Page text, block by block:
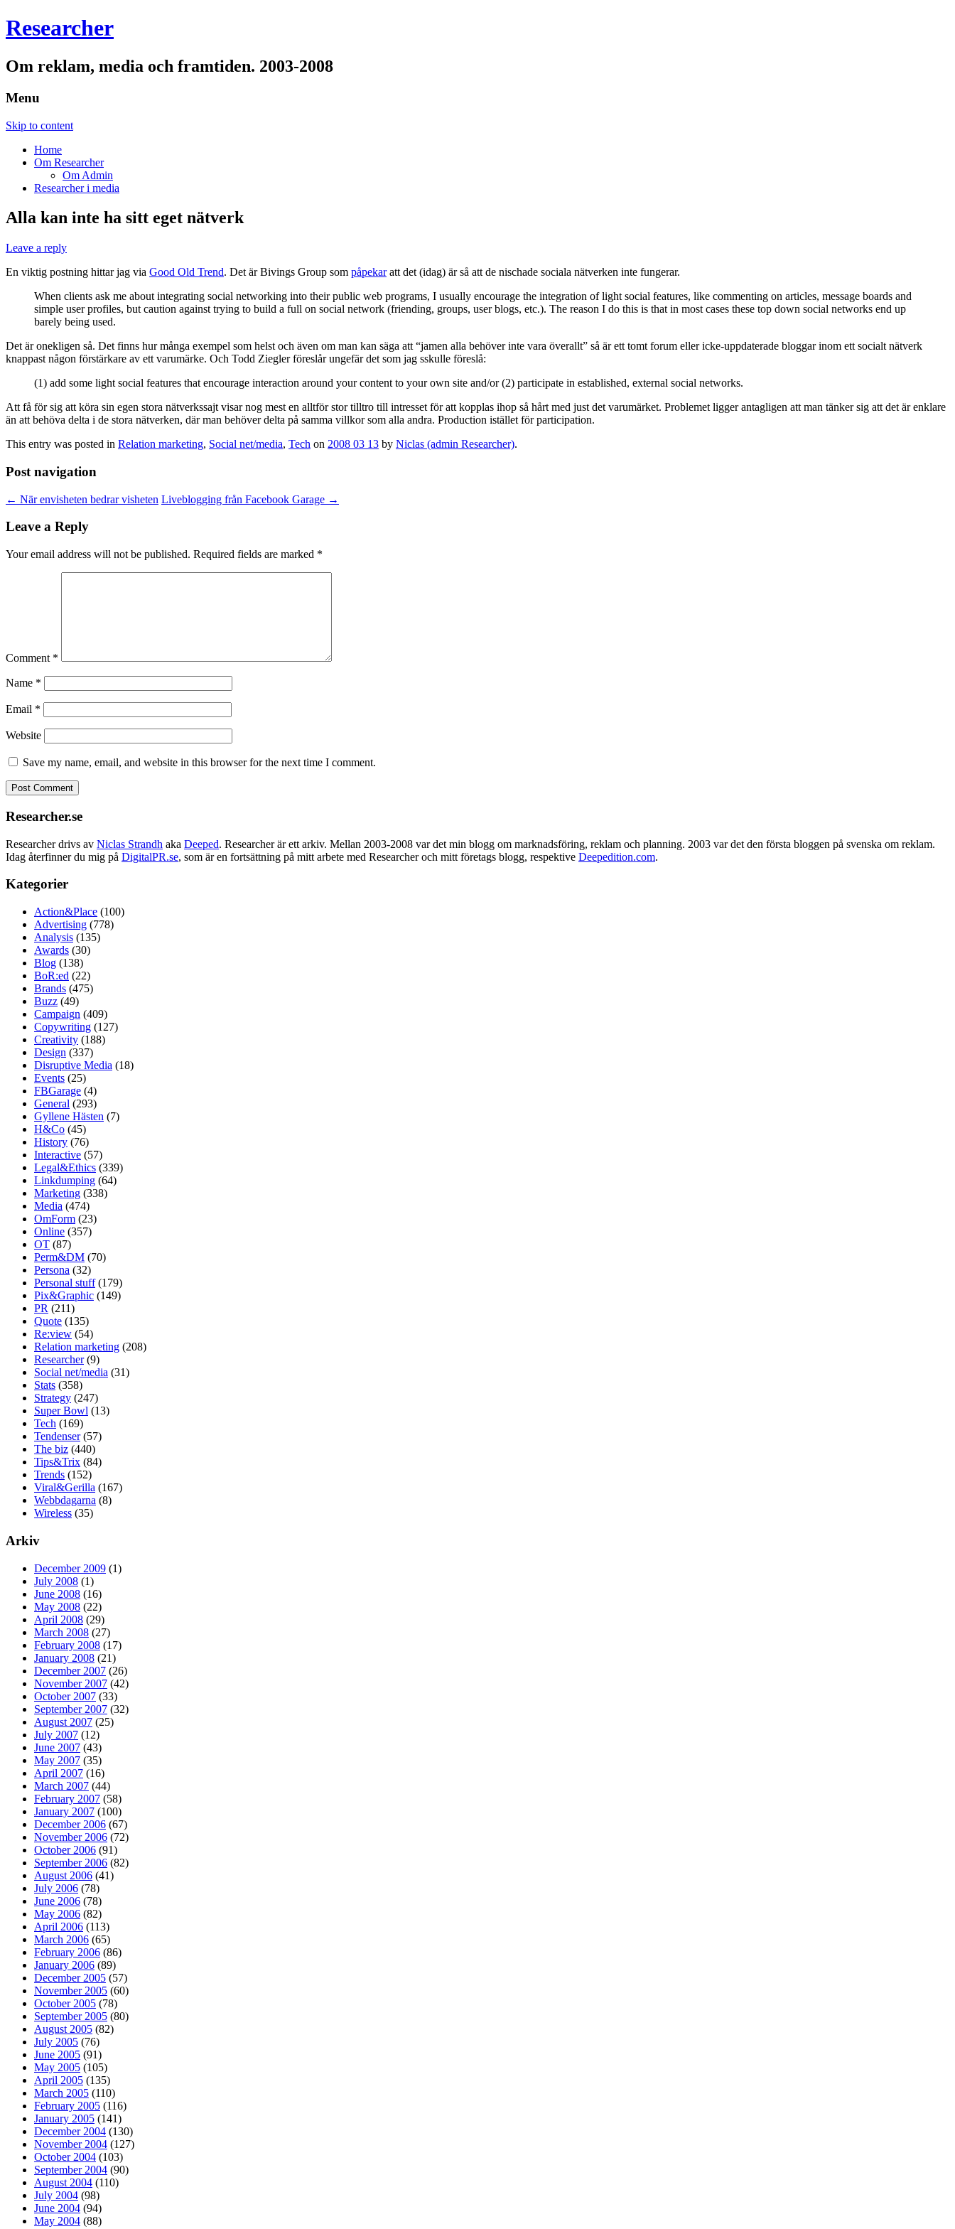
Researcher
Om reklam, media och framtiden. 2003-2008
Menu
Skip to content
Home
Om Researcher
Om Admin
Researcher i media
Alla kan inte ha sitt eget nätverk
Leave a reply
En viktig postning hittar jag via Good Old Trend. Det är Bivings Group som påpekaratt det (idag) är så att de nischade sociala nätverken inte fungerar.
When clients ask me about integrating social networking into their public web programs, I usually encourage the integration of light social features, like commenting on articles, message boards and
simple user profiles, but caution against trying to build a full on social network (friending, groups, user blogs, etc.). The reason I do this is that in most cases these top down social networks end up
barely being used.
Det är onekligen så. Det finns hur många exempel som helst och även om man kan säga att “jamen alla behöver inte vara överallt” så är ett tomt forum eller icke-uppdaterade bloggar inom ett socialt nätverk
knappast någon förstärkare av ett varumärke. Och Todd Ziegler föreslår ungefär det som jag sskulle föreslå:
(1) add some light social features that encourage interaction around your content to your own site and/or (2) participate in established, external social networks.
Att få för sig att köra sin egen stora nätverkssajt visar nog mest en alltför stor tilltro till intresset för att kopplas ihop så hårt med just det varumärket. Problemet ligger antagligen att man tänker sig att det är enklare
än att behöva delta i de stora nätverken, där man behöver delta på samma villkor som alla andra. Production istället för participation.
This entry was posted in Relation marketing, Social net/media, Tech on 2008 03 13 by Niclas (admin Researcher).
Post navigation
← När envisheten bedrar visheten Liveblogging från Facebook Garage →
Leave a Reply
Your email address will not be published. Required fields are marked *
Comment *
Name *
Email *
Website
Save my name, email, and website in this browser for the next time I comment.
Researcher.se
Researcher drivs av Niclas Strandh aka Deeped. Researcher är ett arkiv. Mellan 2003-2008 var det min blogg om marknadsföring, reklam och planning. 2003 var det den första bloggen på svenska om reklam.
Idag återfinner du mig på DigitalPR.se, som är en fortsättning på mitt arbete med Researcher och mitt företags blogg, respektive Deepedition.com.
Kategorier
Action&Place (100)
Advertising (778)
Analysis (135)
Awards (30)
Blog (138)
BoR:ed (22)
Brands (475)
Buzz (49)
Campaign (409)
Copywriting (127)
Creativity (188)
Design (337)
Disruptive Media (18)
Events (25)
FBGarage (4)
General (293)
Gyllene Hästen (7)
H&Co (45)
History (76)
Interactive (57)
Legal&Ethics (339)
Linkdumping (64)
Marketing (338)
Media (474)
OmForm (23)
Online (357)
OT (87)
Perm&DM (70)
Persona (32)
Personal stuff(179)
Pix&Graphic (149)
PR (211)
Quote (135)
Re:view (54)
Relation marketing (208)
Researcher(9)
Social net/media (31)
Stats (358)
Strategy (247)
Super Bowl (13)
Tech (169)
Tendenser(57)
The biz (440)
Tips&Trix (84)
Trends (152)
Viral&Gerilla (167)
Webbdagarna (8)
Wireless (35)
Arkiv
December 2009 (1)
July 2008 (1)
June 2008 (16)
May 2008 (22)
April 2008 (29)
March 2008 (27)
February 2008 (17)
January 2008 (21)
December 2007 (26)
November 2007 (42)
October 2007 (33)
September 2007 (32)
August 2007 (25)
July 2007 (12)
June 2007 (43)
May 2007 (35)
April 2007 (16)
March 2007 (44)
February 2007 (58)
January 2007 (100)
December 2006 (67)
November 2006 (72)
October 2006 (91)
September 2006 (82)
August 2006 (41)
July 2006 (78)
June 2006 (78)
May 2006 (82)
April 2006 (113)
March 2006 (65)
February 2006 (86)
January 2006 (89)
December 2005 (57)
November 2005 (60)
October 2005 (78)
September 2005 (80)
August 2005 (82)
July 2005 (76)
June 2005 (91)
May 2005 (105)
April 2005 (135)
March 2005 (110)
February 2005 (116)
January 2005 (141)
December 2004 (130)
November 2004 (127)
October 2004 (103)
September 2004 (90)
August 2004 (110)
July 2004 (98)
June 2004 (94)
May 2004 (88)